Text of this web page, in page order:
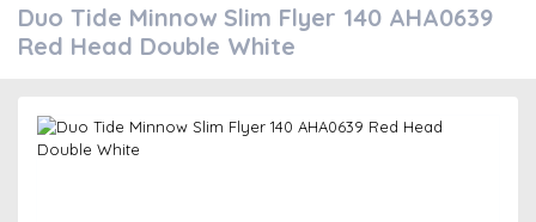
Duo Tide Minnow Slim Flyer 140 AHA0639
Red Head Double White